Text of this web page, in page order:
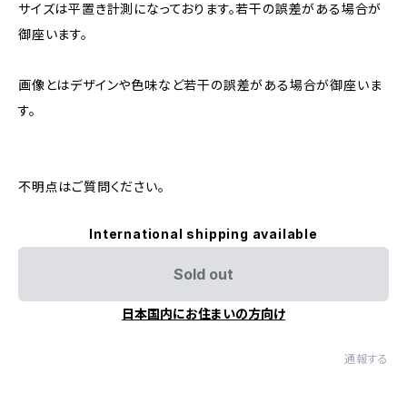
サイズは平置き計測になっております。若干の誤差がある場合が
御座います。
画像とはデザインや色味など若干の誤差がある場合が御座いま
す。
不明点はご質問ください。
International shipping available
Sold out
日本国内にお住まいの方向け
通報する